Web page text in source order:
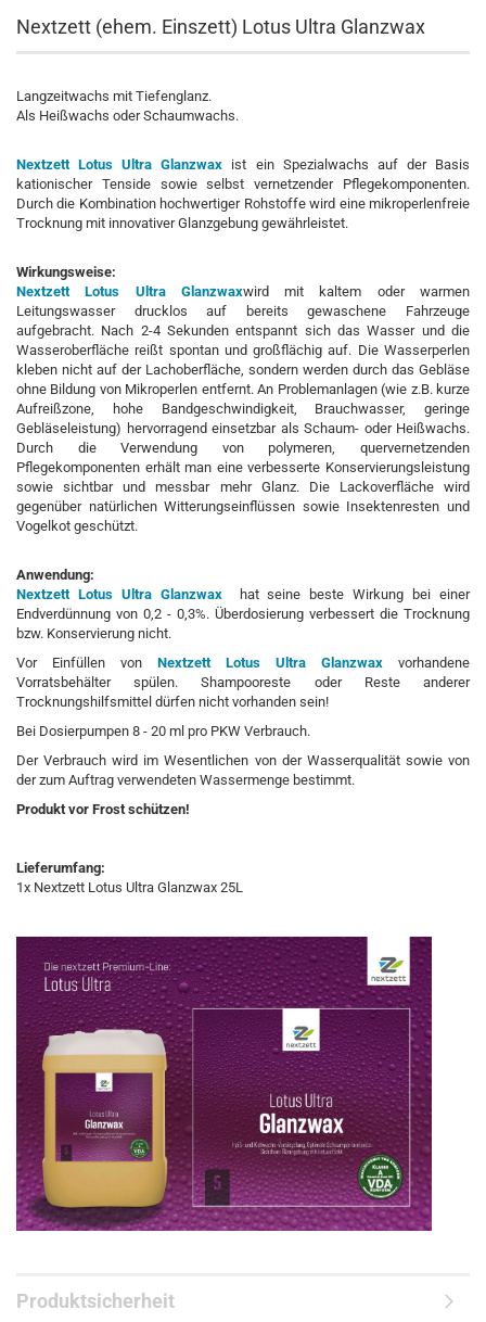
Nextzett (ehem. Einszett) Lotus Ultra Glanzwax
Langzeitwachs mit Tiefenglanz.
Als Heißwachs oder Schaumwachs.
Nextzett Lotus Ultra Glanzwax ist ein Spezialwachs auf der Basis
kationischer Tenside sowie selbst vernetzender Pflegekomponenten.
Durch die Kombination hochwertiger Rohstoffe wird eine mikroperlenfreie
Trocknung mit innovativer Glanzgebung gewährleistet.
Wirkungsweise:
Nextzett Lotus Ultra Glanzwaxwird mit kaltem oder warmen
Leitungswasser drucklos auf bereits gewaschene Fahrzeuge
aufgebracht. Nach 2-4 Sekunden entspannt sich das Wasser und die
Wasseroberfläche reißt spontan und großflächig auf. Die Wasserperlen
kleben nicht auf der Lachoberfläche, sondern werden durch das Gebläse
ohne Bildung von Mikroperlen entfernt. An Problemanlagen (wie z.B. kurze
Aufreißzone, hohe Bandgeschwindigkeit, Brauchwasser, geringe
Gebläseleistung) hervorragend einsetzbar als Schaum- oder Heißwachs.
Durch die Verwendung von polymeren, quervernetzenden
Pflegekomponenten erhält man eine verbesserte Konservierungsleistung
sowie sichtbar und messbar mehr Glanz. Die Lackoverfläche wird
gegenüber natürlichen Witterungseinflüssen sowie Insektenresten und
Vogelkot geschützt.
Anwendung:
Nextzett Lotus Ultra Glanzwaxhat seine beste Wirkung bei einer
Endverdünnung von 0,2 - 0,3%. Überdosierung verbessert die Trocknung
bzw. Konservierung nicht.
Vor Einfüllen von Nextzett Lotus Ultra Glanzwax vorhandene
Vorratsbehälter spülen. Shampooreste oder Reste anderer
Trocknungshilfsmittel dürfen nicht vorhanden sein!
Bei Dosierpumpen 8 - 20 ml pro PKW Verbrauch.
Der Verbrauch wird im Wesentlichen von der Wasserqualität sowie von
der zum Auftrag verwendeten Wassermenge bestimmt.
Produkt vor Frost schützen!
Lieferumfang:
1x Nextzett Lotus Ultra Glanzwax 25L
Produktsicherheit